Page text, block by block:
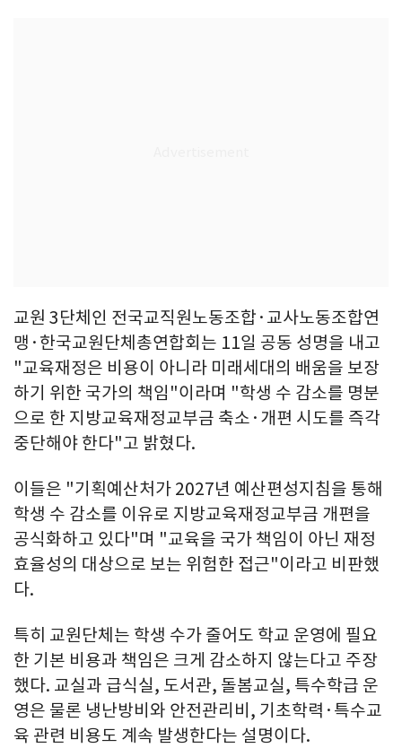
교원 3단체인 전국교직원노동조합·교사노동조합연
맹·한국교원단체총연합회는 11일 공동 성명을 내고
"교육재정은 비용이 아니라 미래세대의 배움을 보장
하기 위한 국가의 책임"이라며 "학생 수 감소를 명분
으로 한 지방교육재정교부금 축소·개편 시도를 즉각
중단해야 한다"고 밝혔다.
이들은 "기획예산처가 2027년 예산편성지침을 통해
학생 수 감소를 이유로 지방교육재정교부금 개편을
공식화하고 있다"며 "교육을 국가 책임이 아닌 재정
효율성의 대상으로 보는 위험한 접근"이라고 비판했
다.
특히 교원단체는 학생 수가 줄어도 학교 운영에 필요
한 기본 비용과 책임은 크게 감소하지 않는다고 주장
했다. 교실과 급식실, 도서관, 돌봄교실, 특수학급 운
영은 물론 냉난방비와 안전관리비, 기초학력·특수교
육 관련 비용도 계속 발생한다는 설명이다.